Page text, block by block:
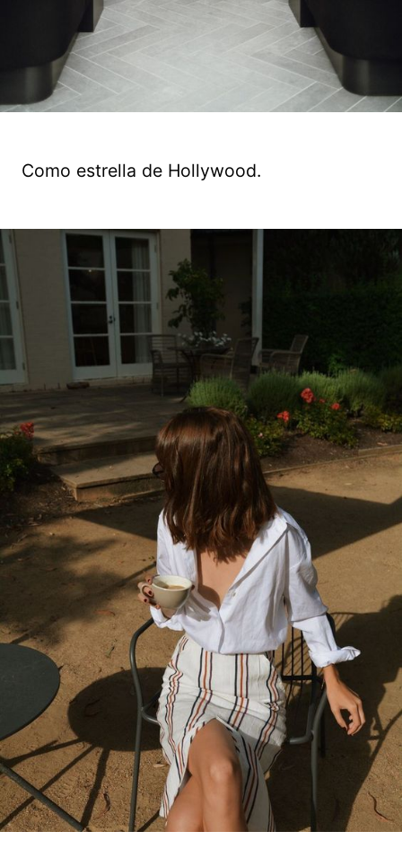
Como estrella de Hollywood.